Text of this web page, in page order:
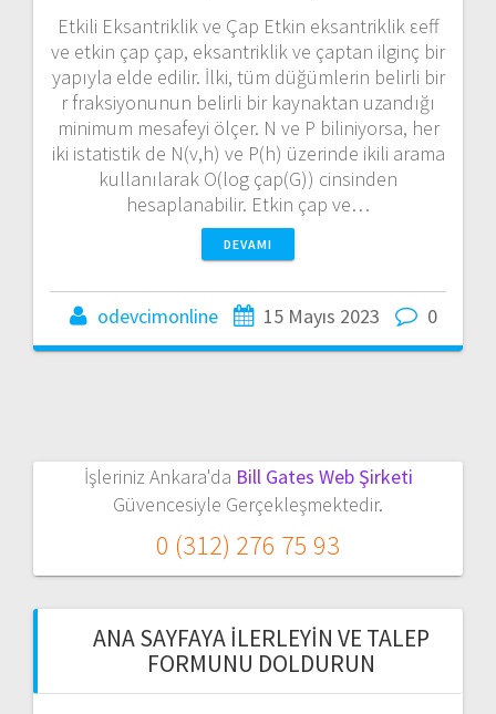
Etkili Eksantriklik ve Çap Etkin eksantriklik εeff
ve etkin çap çap, eksantriklik ve çaptan ilginç bir
yapıyla elde edilir. İlki, tüm düğümlerin belirli bir
r fraksiyonunun belirli bir kaynaktan uzandığı
minimum mesafeyi ölçer. N ve P biliniyorsa, her
iki istatistik de N(v,h) ve P(h) üzerinde ikili arama
kullanılarak O(log çap(G)) cinsinden
hesaplanabilir. Etkin çap ve…
DEVAMI
odevcimonline 15 Mayıs 2023 0
İşleriniz Ankara'da Bill Gates Web Şirketi
Güvencesiyle Gerçekleşmektedir.
0 (312) 276 75 93
ANA SAYFAYA İLERLEYIN VE TALEP
FORMUNU DOLDURUN